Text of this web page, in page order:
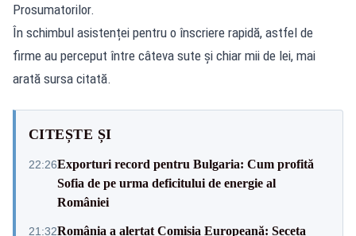
Prosumatorilor.
În schimbul asistenței pentru o înscriere rapidă, astfel de
firme au perceput între câteva sute și chiar mii de lei, mai
arată sursa citată.
CITEȘTE ȘI
22:26Exporturi record pentru Bulgaria: Cum profită
Sofia de pe urma deficitului de energie al
României
21:32România a alertat Comisia Europeană: Seceta